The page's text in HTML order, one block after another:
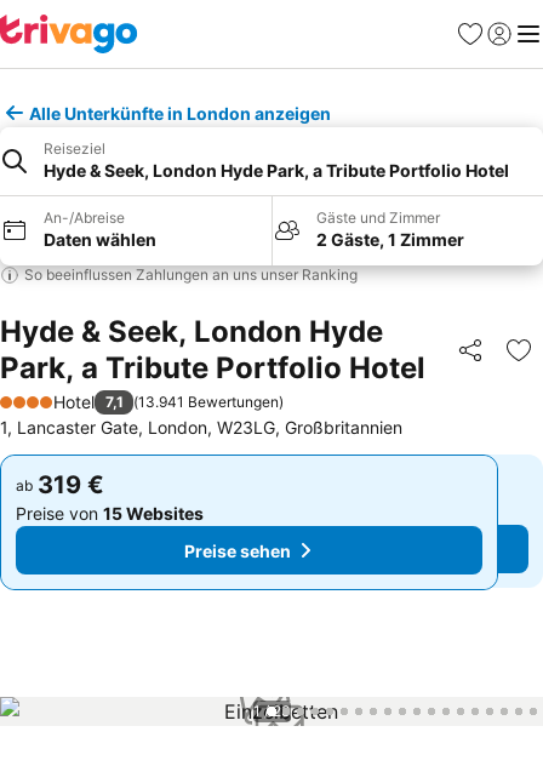
Favoriten
Alle Unterkünfte in London anzeigen
Reiseziel
Hyde & Seek, London Hyde Park, a Tribute Portfolio Hotel
An-/Abreise
Daten wählen
Gäste und Zimmer
2 Gäste, 1 Zimmer
So beeinflussen Zahlungen an uns unser Ranking
Hyde & Seek, London Hyde
Park, a Tribute Portfolio Hotel
Teilen
4 Sterne
Hotel 7,1 (13.941 Bewertungen)
1, Lancaster Gate, London, W23LG, Großbritannien
ab 319 €
Preise von 15 Websites
Preise sehen
ab 319 €
Preise von 15 Websites
Preise sehen
1 / 23